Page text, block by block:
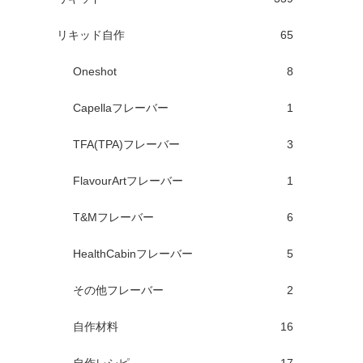
リキッド自作 65
Oneshot 8
Capellaフレーバー 1
TFA(TPA)フレーバー 3
FlavourArtフレーバー 1
T&Mフレーバー 6
HealthCabinフレーバー 5
その他フレーバー 2
自作材料 16